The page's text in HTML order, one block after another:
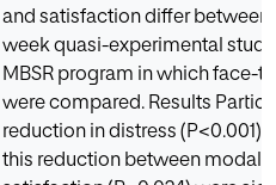
and satisfaction differ
week quasi-experimental
MBSR program in which face-
were compared. Results
reduction in distress
this reduction between